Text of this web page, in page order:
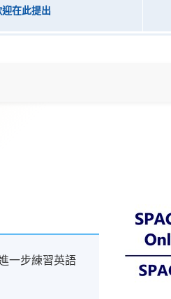
在此提出
一步練習英語